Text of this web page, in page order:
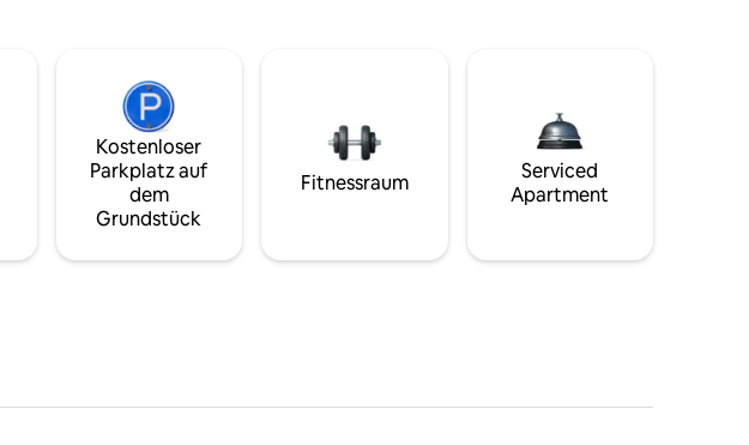
Kostenloser
Parkplatz auf
dem
Grundstück
Fitnessraum
Serviced
Apartment